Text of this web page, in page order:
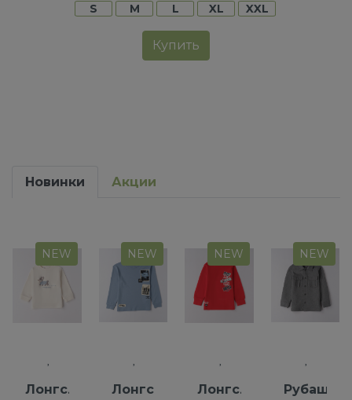
S
M L XL XXL
Купить
Новинки Акции
NEW
Лонгслив
NEW
Лонгслив
NEW
Лонгслив
NEW
Рубашка